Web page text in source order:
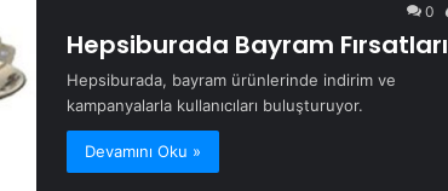
0
Hepsiburada Bayram Fırsatları
Hepsiburada, bayram ürünlerinde indirim ve
kampanyalarla kullanıcıları buluşturuyor.
Devamını Oku »